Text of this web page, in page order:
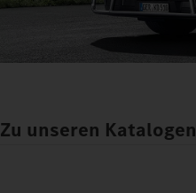
Zu unseren Katalogen